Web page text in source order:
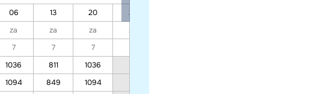
06 13 20 27
za za za za
7 7 7
1036 811 1036
1094 849 1094